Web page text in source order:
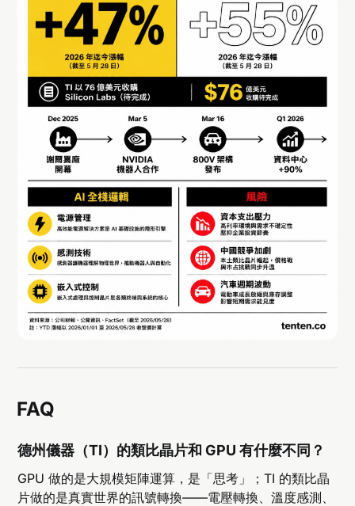
FAQ
德州儀器（TI）的類比晶片和 GPU 有什麼不同？
GPU 做的是大規模矩陣運算，是「思考」；TI 的類比晶
片做的是真實世界的訊號轉換——電壓轉換、溫度感測、